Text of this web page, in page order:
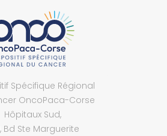
Spécifique Régional
OncoPaca-Corse
Hôpitaux Sud,
Bd Ste Marguerite